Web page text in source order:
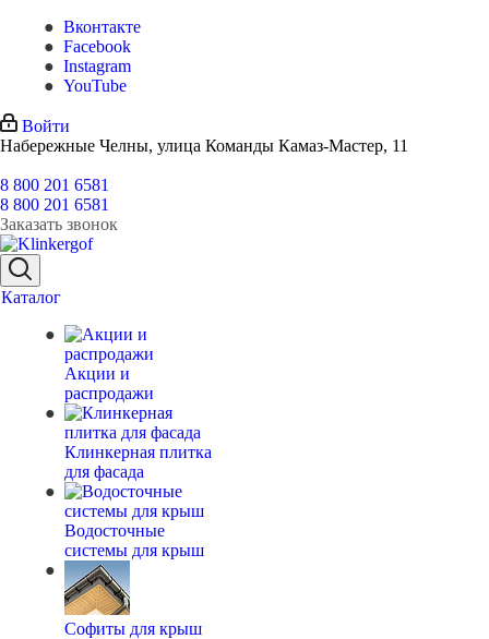
Вконтакте
Facebook
Instagram
YouTube
Войти
Набережные Челны, улица Команды Камаз-Мастер, 11
8 800 201 6581
8 800 201 6581
Заказать звонок
Каталог
Акции и
распродажи
Клинкерная плитка
для фасада
Водосточные
системы для крыш
Софиты для крыш